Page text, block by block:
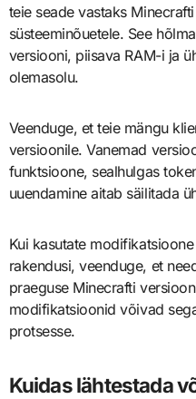
teie seade vastaks
süsteeminõuetele. See
versiooni, piisava RAM-i ja
olemasolu.
Veenduge, et teie mängu
versioonile. Vanemad
funktsioone, sealhulgas
uuendamine aitab säilitada
Kui kasutate
rakendusi, veenduge, et
praeguse Minecrafti
modifikatsioonid võivad
protsesse.
Kuidas lähtestada